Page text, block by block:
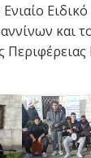
και